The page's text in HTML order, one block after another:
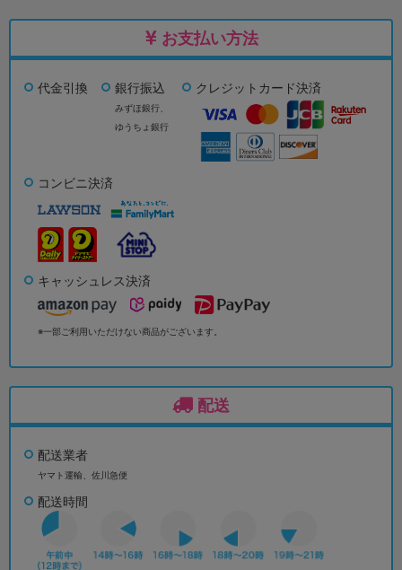
お支払い方法
代金引換 銀行振込
みずほ銀行、
ゆうちょ銀行
クレジットカード決済
コンビニ決済
キャッシュレス決済
※一部ご利用いただけない商品がございます。
配送
配送業者
ヤマト運輸、佐川急便
配送時間